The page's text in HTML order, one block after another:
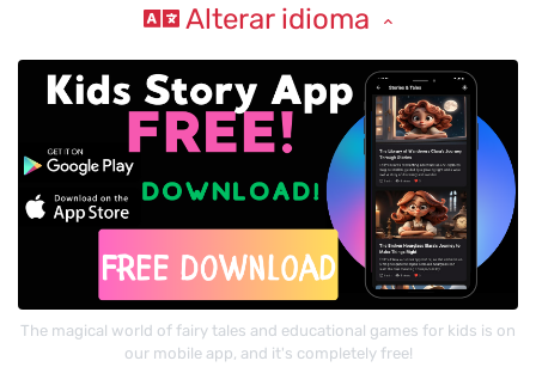
Alterar idioma
The magical world of fairy tales and educational games for kids is on
our mobile app, and it's completely free!